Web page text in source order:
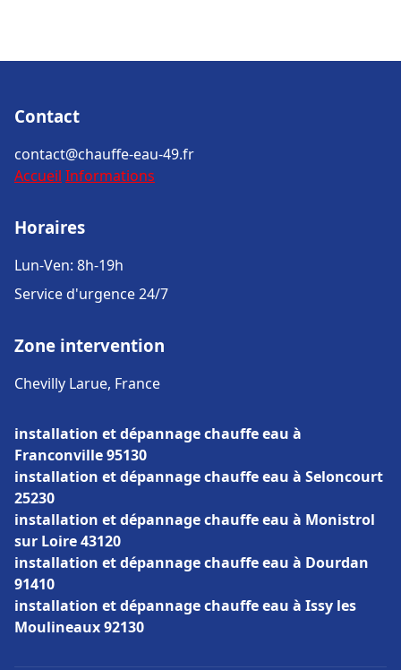
Contact
contact@chauffe-eau-49.fr
Accueil Informations
Horaires
Lun-Ven: 8h-19h
Service d'urgence 24/7
Zone intervention
Chevilly Larue, France
installation et dépannage chauffe eau à
Franconville 95130
installation et dépannage chauffe eau à Seloncourt
25230
installation et dépannage chauffe eau à Monistrol
sur Loire 43120
installation et dépannage chauffe eau à Dourdan
91410
installation et dépannage chauffe eau à Issy les
Moulineaux 92130